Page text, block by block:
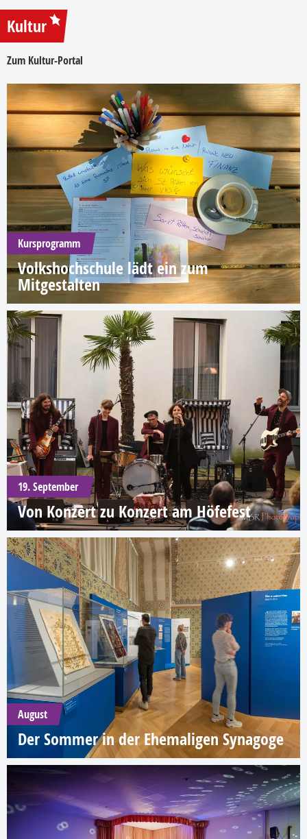
Kultur
Zum Kultur-Portal
Kursprogramm
Volkshochschule lädt ein zum
Mitgestalten
19. September
Von Konzert zu Konzert am Höfefest
August
Der Sommer in der Ehemaligen Synagoge